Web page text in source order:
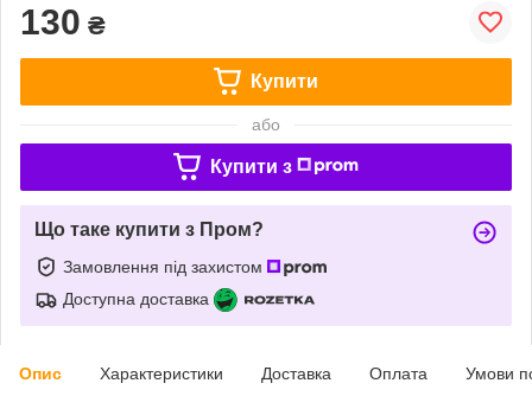
130 ₴
Купити
або
Купити з
Що таке купити з Пром?
Замовлення під захистом
Доступна доставка
Опис Характеристики Доставка Оплата Умови